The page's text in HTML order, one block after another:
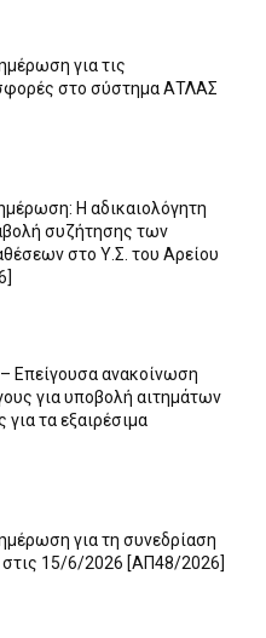
για τις
στο σύστημα ΑΤΛΑΣ
Η αδικαιολόγητη
συζήτησης των
στο Υ.Σ. του Αρείου
Επείγουσα ανακοίνωση
για υποβολή αιτημάτων
για τα εξαιρέσιμα
για τη συνεδρίαση
στις 15/6/2026 [ΑΠ48/2026]